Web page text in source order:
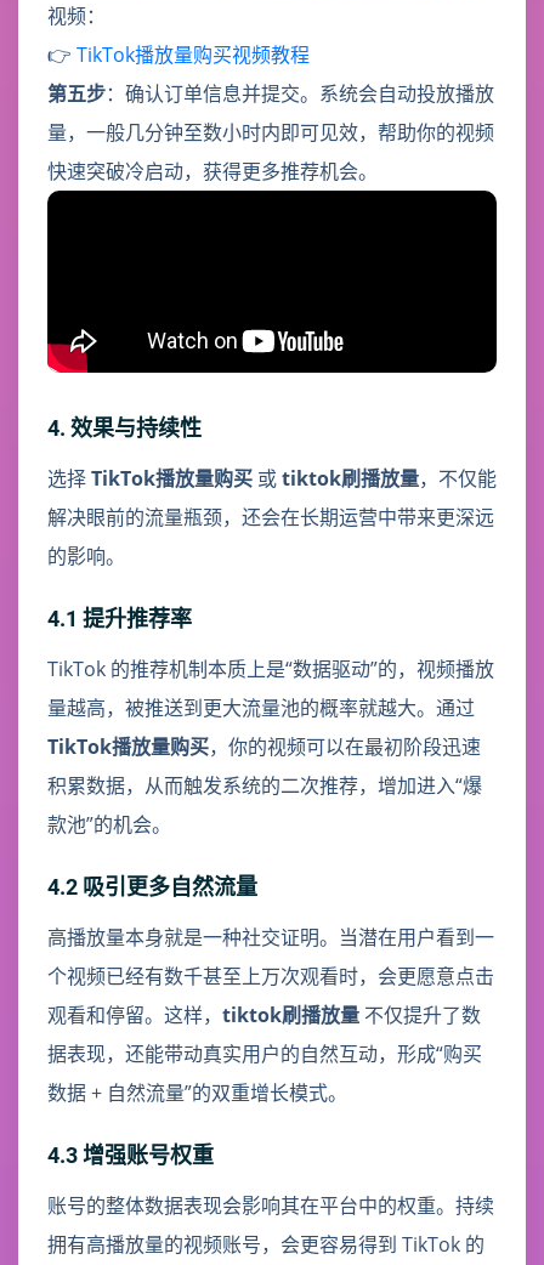
视频：
👉 TikTok播放量购买视频教程
第五步：确认订单信息并提交。系统会自动投放播放
量，一般几分钟至数小时内即可见效，帮助你的视频
快速突破冷启动，获得更多推荐机会。
4. 效果与持续性
选择TikTok播放量购买 或tiktok刷播放量，不仅能
解决眼前的流量瓶颈，还会在长期运营中带来更深远
的影响。
4.1 提升推荐率
TikTok 的推荐机制本质上是“数据驱动”的，视频播放
量越高，被推送到更大流量池的概率就越大。通过
TikTok播放量购买，你的视频可以在最初阶段迅速
积累数据，从而触发系统的二次推荐，增加进入“爆
款池”的机会。
4.2 吸引更多自然流量
高播放量本身就是一种社交证明。当潜在用户看到一
个视频已经有数千甚至上万次观看时，会更愿意点击
观看和停留。这样， tiktok刷播放量 不仅提升了数
据表现，还能带动真实用户的自然互动，形成“购买
数据 + 自然流量”的双重增长模式。
4.3 增强账号权重
账号的整体数据表现会影响其在平台中的权重。持续
拥有高播放量的视频账号，会更容易得到 TikTok 的